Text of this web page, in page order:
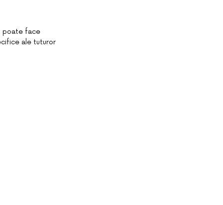
poate face
ale tuturor